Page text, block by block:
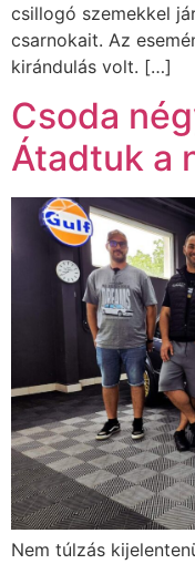
csillogó szemekkel
csarnokait. Az
kirándulás volt. […]
Csoda
Átadtuk a
Nem túlzás